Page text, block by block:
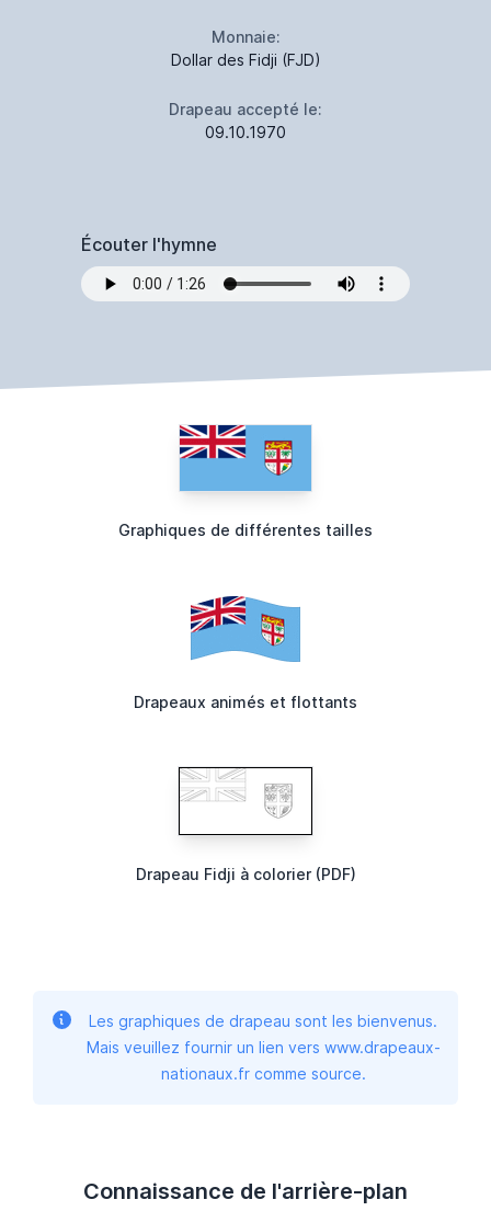
Monnaie:
Dollar des Fidji (FJD)
Drapeau accepté le:
09.10.1970
Écouter l'hymne
Graphiques de différentes tailles
Drapeaux animés et flottants
Drapeau Fidji à colorier (PDF)
Les graphiques de drapeau sont les bienvenus.
Mais veuillez fournir un lien vers www.drapeaux-
nationaux.fr comme source.
Connaissance de l'arrière-plan